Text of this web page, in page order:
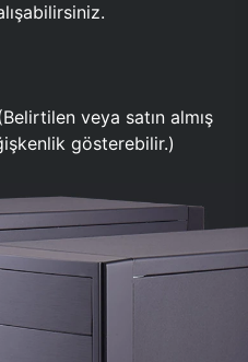
veya satın almış
gösterebilir.)